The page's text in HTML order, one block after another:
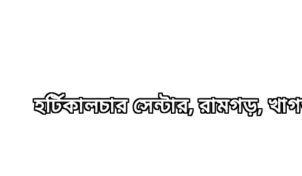
হর্টিকালচার সেন্টার, রামগড়,